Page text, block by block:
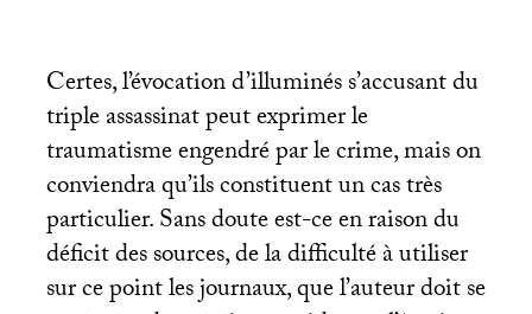
Certes, l’évocation d’illuminés s’accusant du
triple assassinat peut exprimer le
traumatisme engendré par le crime, mais on
conviendra qu’ils constituent un cas très
particulier. Sans doute est-ce en raison du
déficit des sources, de la difficulté à utiliser
sur ce point les journaux, que l’auteur doit se